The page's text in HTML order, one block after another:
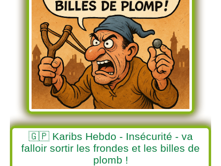
🇬🇵 Karibs Hebdo - Insécurité - va
falloir sortir les frondes et les billes de
plomb !